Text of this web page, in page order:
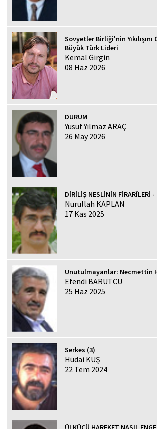
Sovyetler Birliği'nin
Büyük Türk Lideri
Kemal Girgin
08 Haz 2026
DURUM
Yusuf Yılmaz ARAÇ
26 May 2026
DİRİLİŞ NESLİNİN FİRARÎLERİ
Nurullah KAPLAN
17 Kas 2025
Unutulmayanlar: Necmettin
Efendi BARUTCU
25 Haz 2025
Serkes (3)
Hüdai KUŞ
22 Tem 2024